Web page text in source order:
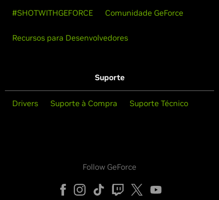
#SHOTWITHGEFORCE Comunidade GeForce
Recursos para Desenvolvedores
Suporte
Drivers Suporte à Compra Suporte Técnico
Follow GeForce